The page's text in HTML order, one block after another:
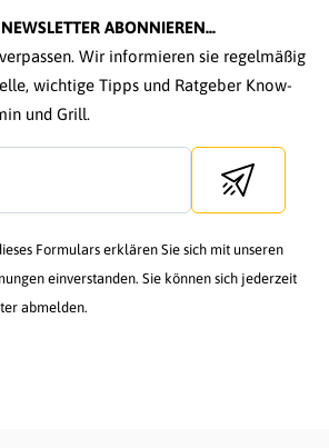
ABONNIEREN...
Wir informieren sie regelmäßig
wichtige Tipps und Ratgeber Know-
und Grill.
Send
Formulars erklären Sie sich mit unseren
einverstanden. Sie können sich jederzeit
abmelden.